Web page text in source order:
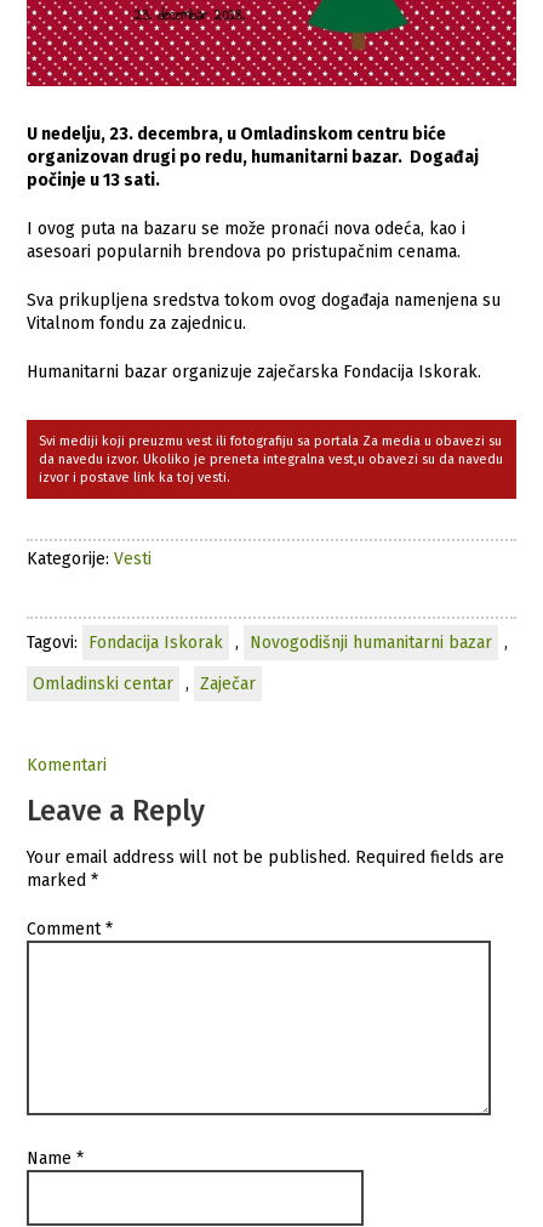
U nedelju, 23. decembra, u Omladinskom centru biće
organizovan drugi po redu, humanitarni bazar. Događaj
počinje u 13 sati.
I ovog puta na bazaru se može pronaći nova odeća, kao i
asesoari popularnih brendova po pristupačnim cenama.
Sva prikupljena sredstva tokom ovog događaja namenjena su
Vitalnom fondu za zajednicu.
Humanitarni bazar organizuje zaječarska Fondacija Iskorak.
Svi mediji koji preuzmu vest ili fotografiju sa portala Za media u obavezi su
da navedu izvor. Ukoliko je preneta integralna vest,u obavezi su da navedu
izvor i postave link ka toj vesti.
Kategorije:Vesti
Tagovi: Fondacija Iskorak , Novogodišnji humanitarni bazar
,
Omladinski centar
, Zaječar
Komentari
Leave a Reply
Your email address will not be published. Required fields are
marked*
Comment*
Name*